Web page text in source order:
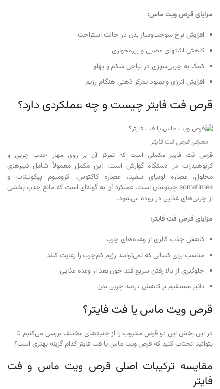
مزایای قرص ویت ماس:
افزایش نرخ سوخت‌وساز بدن در حالت استراحت
کاهش اشتهای عصبی و ریزه‌خواری
کمک به چربی‌سوزی در نواحی شکم و پهلو
افزایش انرژی و بهبود تمرکز ذهنی هنگام رژیم
قرص فت فایتر چیست و چه عملکردی دارد؟
معرفی قرص فت فایتر
قرص فت فایتر مکملی است که تمرکز آن بر روی مهار جذب چربی و
کربوهیدرات در دستگاه گوارش است. این مکمل معمولاً شامل فیبرهای
محلول، عصاره لوبیای سفید، عصاره کاکتوس، کرومیوم پیکولینات و
sometimes چیتوسان است. عملکرد آن به گونه‌ای است که مانع جذب بخشی
از چربی‌های غذایی در روده می‌شود.
مزایای قرص فت فایتر:
کاهش جذب کالری از وعده‌های چرب
مناسب برای کسانی که نمی‌توانند رژیم کم‌چرب را رعایت کنند
جلوگیری از بالا رفتن سریع قند خون بعد از وعده غذایی
تأثیر مستقیم بر کاهش درصد چربی بدن
قرص ویت ماس یا فت فایتر؟
در این بخش این دو قرص محبوب را از جنبه‌های مختلف بررسی می‌کنیم تا
بتوانید انختاب کنید که قرص ویت ماس یا فت فایتر کدام گزینه بهتری است؟
مقایسه ترکیبات اصلی قرص ویت ماس و فت
فایتر